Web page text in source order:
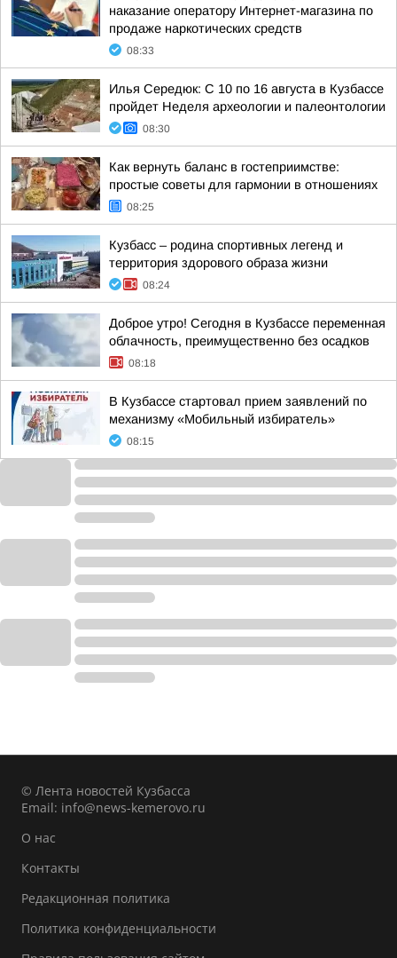
наказание оператору Интернет-магазина по
продаже наркотических средств
08:33
Илья Середюк: С 10 по 16 августа в Кузбассе
пройдет Неделя археологии и палеонтологии
08:30
Как вернуть баланс в гостеприимстве:
простые советы для гармонии в отношениях
08:25
Кузбасс – родина спортивных легенд и
территория здорового образа жизни
08:24
Доброе утро! Сегодня в Кузбассе переменная
облачность, преимущественно без осадков
08:18
В Кузбассе стартовал прием заявлений по
механизму «Мобильный избиратель»
08:15
© Лента новостей Кузбасса
Email: info@news-kemerovo.ru
О нас
Контакты
Редакционная политика
Политика конфиденциальности